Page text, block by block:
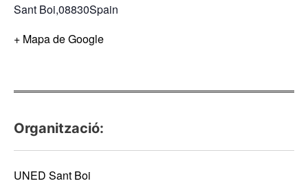
Sant Boi,08830Spain
+ Mapa de Google
Organització:
UNED Sant Boi